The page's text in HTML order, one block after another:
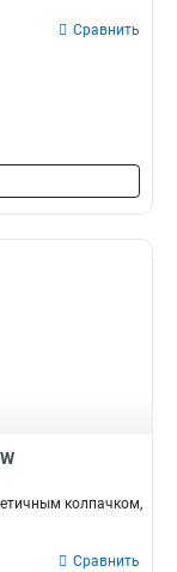
Сравнить
колпачком,
Сравнить